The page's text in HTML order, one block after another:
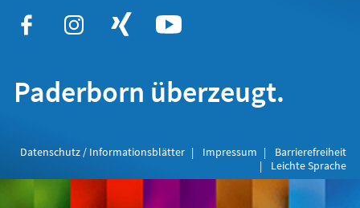
Paderborn überzeugt.
Datenschutz / Informationsblätter Impressum
Barrierefreiheit
Leichte Sprache